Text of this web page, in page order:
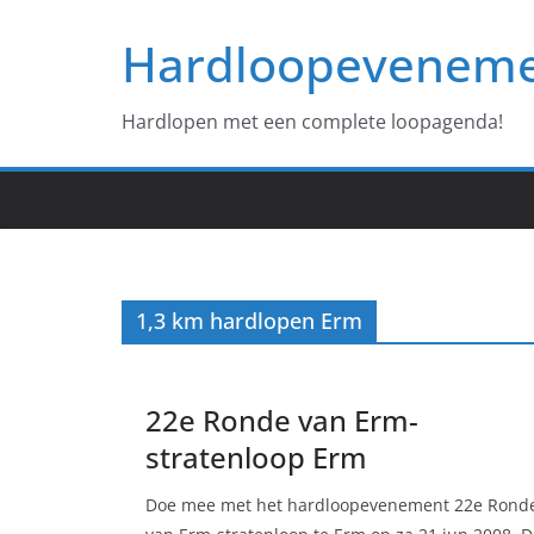
Hardlopen met een complete loopagenda!
1,3 km hardlopen Erm
22e Ronde van Erm-
stratenloop Erm
Doe mee met het hardloopevenement 22e